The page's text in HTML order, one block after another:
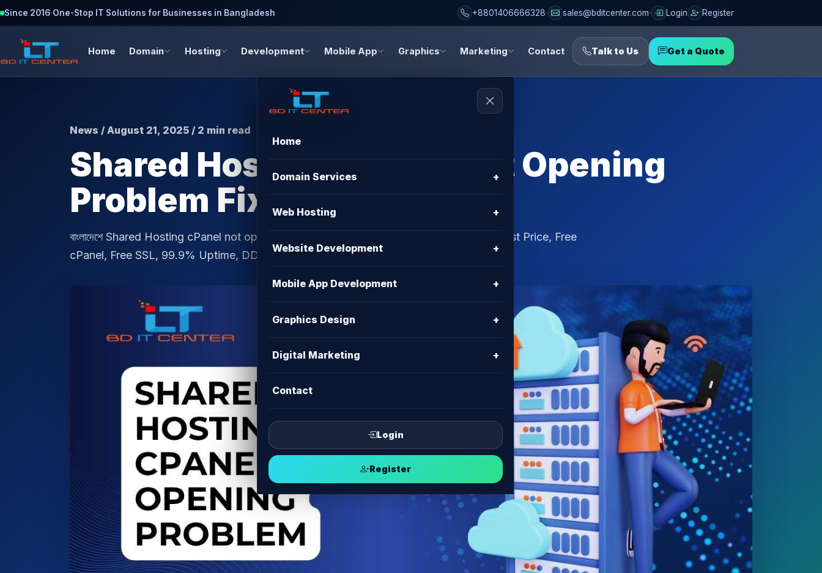
Since 2016·One-Stop IT Solutions for Businesses in Bangladesh +8801406666328 sales@bditcenter.com Login Register
Home Domain Hosting Development Mobile App Graphics Marketing Contact Talk to Us Get a Quote
Home
Domain Services +
Web Hosting +
Website Development +
Mobile App Development +
Graphics Design +
Digital Marketing +
Contact
Login
Register
News / August 21, 2025 / 2 min read
Shared Hosting cPanel Not Opening
Problem Fix BD
বাংলাদেশে Shared Hosting cPanel not opening problem সমাধানের উপায়। BD IT CENTER দিচ্ছে Best Price, Free
cPanel, Free SSL, 99.9% Uptime, DDoS Protection সহ 24/7 সাপোর্ট।